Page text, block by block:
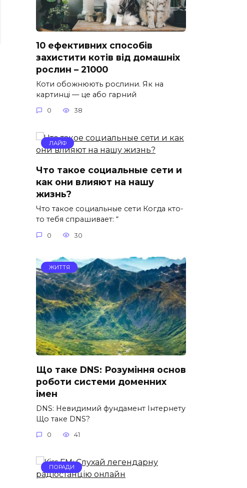
10 ефективних способів
захистити котів від домашніх
рослин – 21000
Коти обожнюють рослини. Як на
картинці — це або гарний
0 38
ЛАЙФ
Что такое социальные сети и
как они влияют на нашу
жизнь?
Что такое социальные сети Когда кто-
то тебя спрашивает: “
0 30
ЖИТТЯ
Що таке DNS: Розуміння основ
роботи системи доменних
імен
DNS: Невидимий фундамент Інтернету
Що таке DNS?
0 41
ПОРАДИ